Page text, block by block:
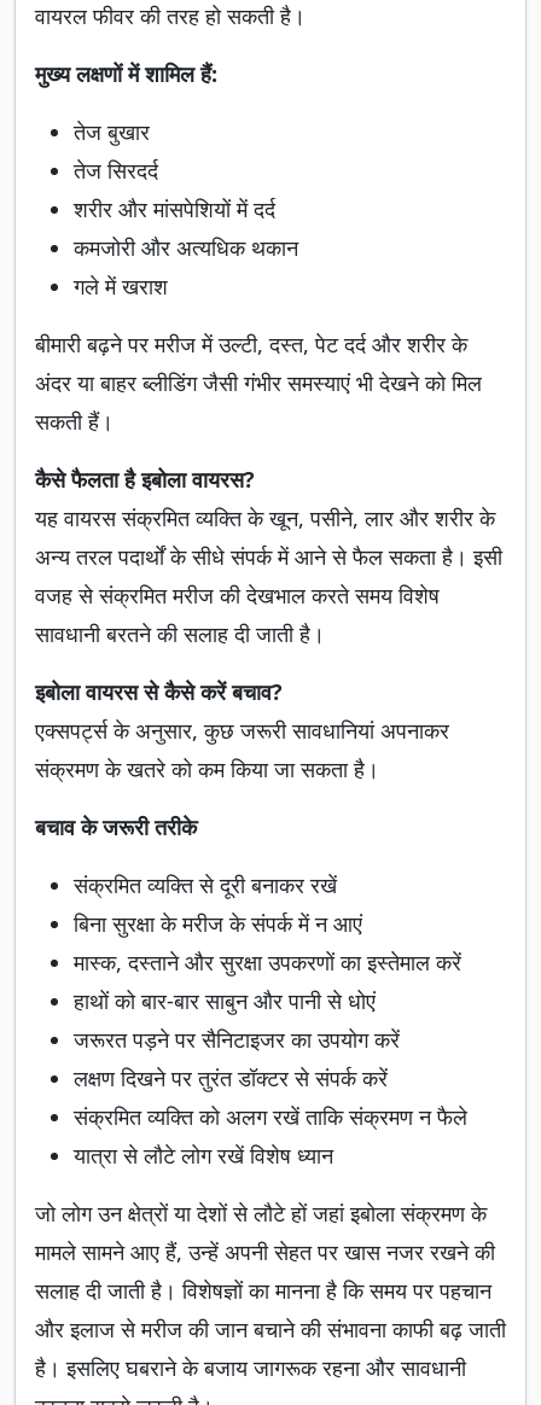
वायरल फीवर की तरह हो सकती है।
मुख्य लक्षणों में शामिल हैं:
तेज बुखार
तेज सिरदर्द
शरीर और मांसपेशियों में दर्द
कमजोरी और अत्यधिक थकान
गले में खराश
बीमारी बढ़ने पर मरीज में उल्टी, दस्त, पेट दर्द और शरीर के
अंदर या बाहर ब्लीडिंग जैसी गंभीर समस्याएं भी देखने को मिल
सकती हैं।
कैसे फैलता है इबोला वायरस?
यह वायरस संक्रमित व्यक्ति के खून, पसीने, लार और शरीर के
अन्य तरल पदार्थों के सीधे संपर्क में आने से फैल सकता है। इसी
वजह से संक्रमित मरीज की देखभाल करते समय विशेष
सावधानी बरतने की सलाह दी जाती है।
इबोला वायरस से कैसे करें बचाव?
एक्सपर्ट्स के अनुसार, कुछ जरूरी सावधानियां अपनाकर
संक्रमण के खतरे को कम किया जा सकता है।
बचाव के जरूरी तरीके
संक्रमित व्यक्ति से दूरी बनाकर रखें
बिना सुरक्षा के मरीज के संपर्क में न आएं
मास्क, दस्ताने और सुरक्षा उपकरणों का इस्तेमाल करें
हाथों को बार-बार साबुन और पानी से धोएं
जरूरत पड़ने पर सैनिटाइजर का उपयोग करें
लक्षण दिखने पर तुरंत डॉक्टर से संपर्क करें
संक्रमित व्यक्ति को अलग रखें ताकि संक्रमण न फैले
यात्रा से लौटे लोग रखें विशेष ध्यान
जो लोग उन क्षेत्रों या देशों से लौटे हों जहां इबोला संक्रमण के
मामले सामने आए हैं, उन्हें अपनी सेहत पर खास नजर रखने की
सलाह दी जाती है। विशेषज्ञों का मानना है कि समय पर पहचान
और इलाज से मरीज की जान बचाने की संभावना काफी बढ़ जाती
है। इसलिए घबराने के बजाय जागरूक रहना और सावधानी